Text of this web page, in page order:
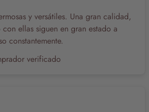
y versátiles. Una gran calidad,
ellas siguen en gran estado a
constantemente.
verificado